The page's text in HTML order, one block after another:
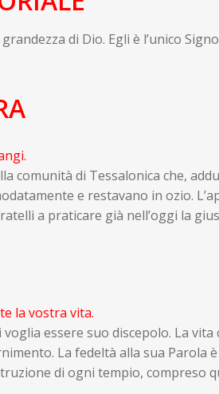
di Dio. Egli è l’unico
comunità di Tessalonica che,
e restavano in ozio.
a praticare già nell’oggi la
la vostra vita.
essere suo discepolo. La
La fedeltà alla sua Parola
di ogni tempio, compreso